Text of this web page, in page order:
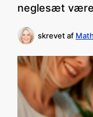
neglesæt
skrevet af